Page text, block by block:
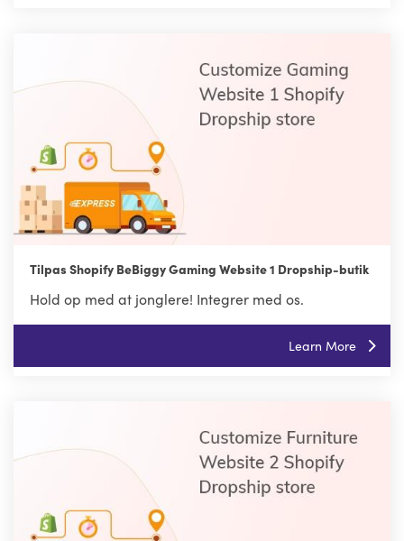
Tilpas Shopify BeBiggy Gaming Website 1 Dropship-butik
Hold op med at jonglere! Integrer med os.
Learn More